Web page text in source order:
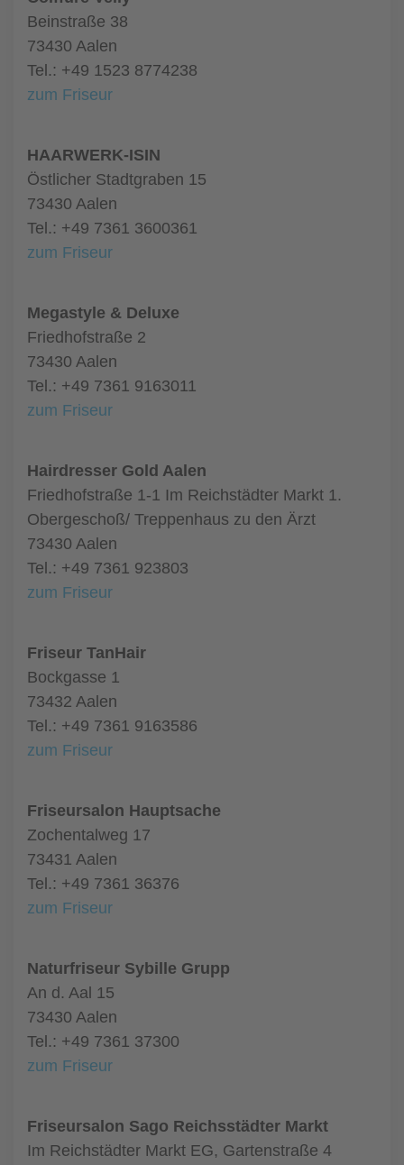
Beinstraße 38
73430 Aalen
Tel.: +49 1523 8774238
zum Friseur
HAARWERK-ISIN
Östlicher Stadtgraben 15
73430 Aalen
Tel.: +49 7361 3600361
zum Friseur
Megastyle & Deluxe
Friedhofstraße 2
73430 Aalen
Tel.: +49 7361 9163011
zum Friseur
Hairdresser Gold Aalen
Friedhofstraße 1-1 Im Reichstädter Markt 1.
Obergeschoß/ Treppenhaus zu den Ärzt
73430 Aalen
Tel.: +49 7361 923803
zum Friseur
Friseur TanHair
Bockgasse 1
73432 Aalen
Tel.: +49 7361 9163586
zum Friseur
Friseursalon Hauptsache
Zochentalweg 17
73431 Aalen
Tel.: +49 7361 36376
zum Friseur
Naturfriseur Sybille Grupp
An d. Aal 15
73430 Aalen
Tel.: +49 7361 37300
zum Friseur
Friseursalon Sago Reichsstädter Markt
Im Reichstädter Markt EG, Gartenstraße 4